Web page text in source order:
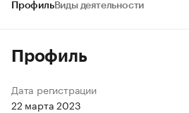
ПрофильВиды деятельности
Профиль
Дата регистрации
22 марта 2023